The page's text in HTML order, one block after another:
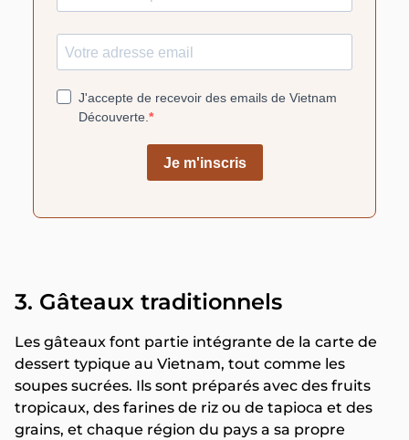
3. Gâteaux traditionnels
Les gâteaux font partie intégrante de la carte de
dessert typique au Vietnam, tout comme les
soupes sucrées. Ils sont préparés avec des fruits
tropicaux, des farines de riz ou de tapioca et des
grains, et chaque région du pays a sa propre